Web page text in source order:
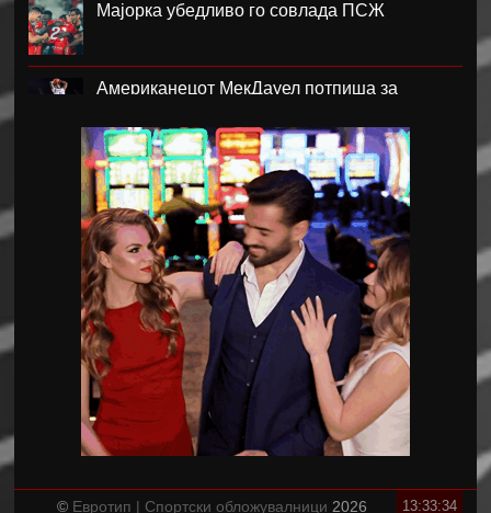
Мајорка убедливо го совлада ПСЖ
Американецот МекДауел потпиша за
Проблемите надминати, Реал го договори
Диоманде
Мекгрегор: Моето колено е уништено
Германецот Јаисле е нов менаџер на
Њукасл
Пелистер ги продолжи договорите со
Созовски и Марковски
13:33:35
© Евротип | Спортски обложувалници 2026